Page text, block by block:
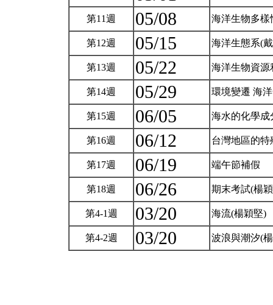
第11週 05/08 海洋生物多
第12週 05/15 海洋生態系(
第13週 05/22 海洋生物資
第14週 05/29 環境變遷 海
第15週 06/05 海水的化學
第16週 06/12 台灣地區的
第17週 06/19 端午節補假
第18週 06/26 期末考試(楊
第4-1週 03/20 海流(楊穎堅)
第4-2週 03/20 波浪與潮汐(